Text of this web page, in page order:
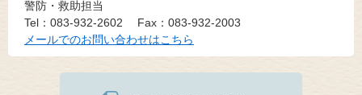
警防・救助担当
Tel：083-932-2602
Fax：083-932-2003
メールでのお問い合わせはこちら